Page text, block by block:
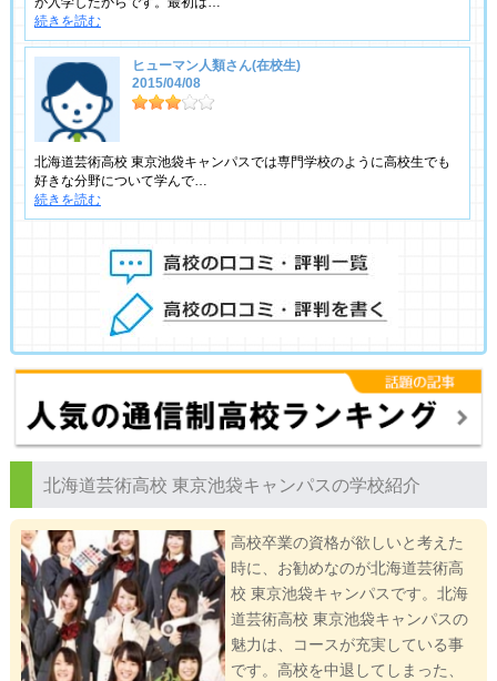
続きを読む
ヒューマン人類さん(在校生)
2015/04/08
北海道芸術高校 東京池袋キャンパスでは専門学校のように高校生でも
好きな分野について学んで…
続きを読む
北海道芸術高校 東京池袋キャンパスの学校紹介
高校卒業の資格が欲しいと考えた
時に、お勧めなのが北海道芸術高
校 東京池袋キャンパスです。北海
道芸術高校 東京池袋キャンパスの
魅力は、コースが充実している事
です。高校を中退してしまった、